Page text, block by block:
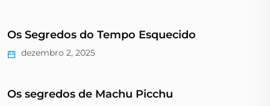
Os Segredos do Tempo Esquecido
dezembro 2, 2025
Os segredos de Machu Picchu